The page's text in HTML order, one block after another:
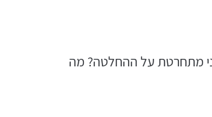
מתחרטת על ההחלטה? מה